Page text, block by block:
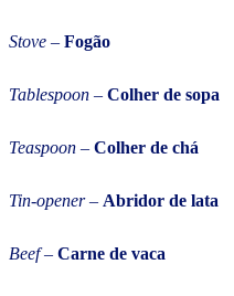
Stove – Fogão
Tablespoon – Colher de sopa
Teaspoon – Colher de chá
Tin-opener– Abridor de lata
Beef– Carne de vaca